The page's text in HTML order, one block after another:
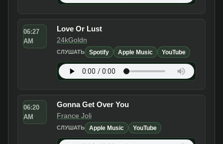
06:27
AM
Love Or Lust
24kGoldn
СЛУШАТЬ Spotify Apple Music YouTube
06:20
AM
Gonna Get Over You
France Joli
СЛУШАТЬ Apple Music YouTube